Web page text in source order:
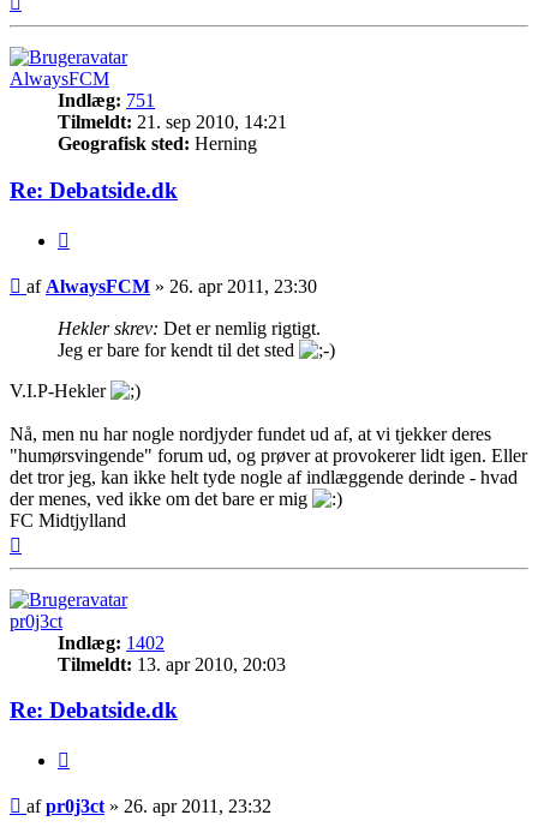
AlwaysFCM
Indlæg: 751
Tilmeldt: 21. sep 2010, 14:21
Geografisk sted: Herning
Re: Debatside.dk
Indlæg
af AlwaysFCM » 26. apr 2011, 23:30
Hekler skrev: Det er nemlig rigtigt.
Jeg er bare for kendt til det sted
V.I.P-Hekler
Nå, men nu har nogle nordjyder fundet ud af, at vi tjekker deres
"humørsvingende" forum ud, og prøver at provokerer lidt igen. Eller
det tror jeg, kan ikke helt tyde nogle af indlæggende derinde - hvad
der menes, ved ikke om det bare er mig
FC Midtjylland
pr0j3ct
Indlæg: 1402
Tilmeldt: 13. apr 2010, 20:03
Re: Debatside.dk
Indlæg
afpr0j3ct » 26. apr 2011, 23:32